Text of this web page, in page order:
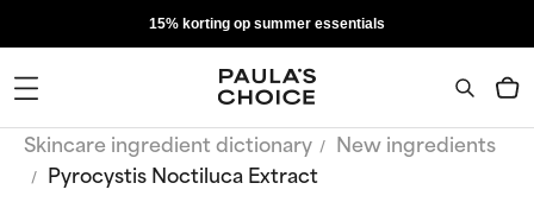
15% korting op summer essentials
Skincare ingredient dictionary
New ingredients
Pyrocystis Noctiluca Extract